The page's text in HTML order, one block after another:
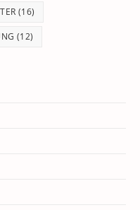
(16)
(12)